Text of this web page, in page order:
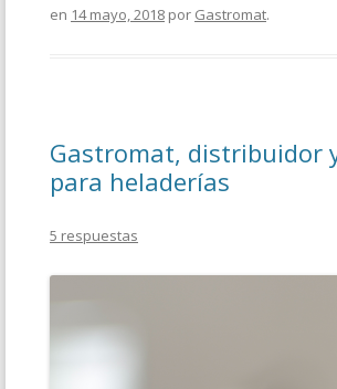
en 14 mayo, 2018 por Gastromat.
Gastromat, distribuidor
para heladerías
5 respuestas